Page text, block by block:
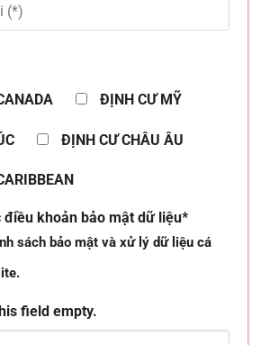
ĐỊNH CƯ MỸ
ĐỊNH CƯ CHÂU ÂU
điều khoản bảo mật dữ liệu*
sách bảo mật và xử lý dữ liệu cá
field empty.